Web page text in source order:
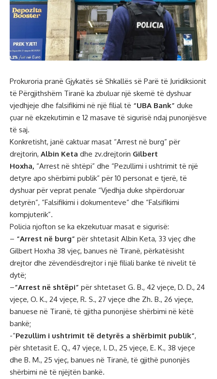
Prokuroria pranë Gjykatës së Shkallës së Parë të Juridiksionit
të Përgjithshëm Tiranë ka zbuluar një skemë të dyshuar
vjedhjeje dhe falsifikimi në një filial të “UBA Bank” duke
çuar në ekzekutimin e 12 masave të sigurisë ndaj punonjësve
të saj.
Konkretisht, janë caktuar masat “Arrest në burg” për
drejtorin, Albin Keta dhe zv.drejtorin Gilbert
Hoxha, “Arrest në shtëpi” dhe “Pezullimi i ushtrimit të një
detyre apo shërbimi publik” për 10 personat e tjerë, të
dyshuar për veprat penale “Vjedhja duke shpërdoruar
detyrën”, “Falsifikimi i dokumenteve” dhe “Falsifikimi
kompjuterik”.
Policia njofton se ka ekzekutuar masat e sigurisë:
– “Arrest në burg” për shtetasit Albin Keta, 33 vjeç dhe
Gilbert Hoxha 38 vjeç, banues në Tiranë, përkatësisht
drejtor dhe zëvendësdrejtor i një filiali banke të nivelit të
dytë;
–“Arrest në shtëpi” për shtetaset G. B., 42 vjeçe, D. D., 24
vjeçe, O. K., 24 vjeçe, R. S., 27 vjeçe dhe Zh. B., 26 vjeçe,
banuese në Tiranë, të gjitha punonjëse shërbimi në këtë
bankë;
-“Pezullim i ushtrimit të detyrës a shërbimit publik”,
për shtetasit E. Q., 47 vjeçe, I. D., 25 vjeçe, E. K., 38 vjeçe
dhe B. M., 25 vjeç, banues në Tiranë, të gjithë punonjës
shërbimi në të njëjtën bankë.